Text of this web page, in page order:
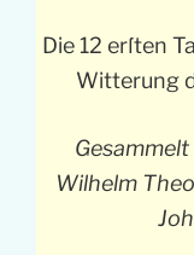
Die 12 erſten
Witterung
Wilhelm